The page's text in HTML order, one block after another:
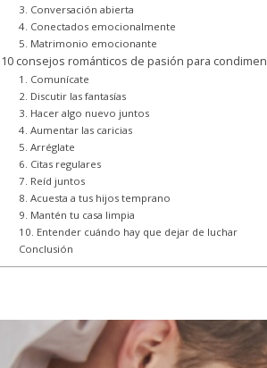
3. Conversación abierta
4. Conectados emocionalmente
5. Matrimonio emocionante
10 consejos románticos de pasión para
1. Comunícate
2. Discutir las fantasías
3. Hacer algo nuevo juntos
4. Aumentar las caricias
5. Arréglate
6. Citas regulares
7. Reíd juntos
8. Acuesta a tus hijos temprano
9. Mantén tu casa limpia
10. Entender cuándo hay que dejar de luchar
Conclusión